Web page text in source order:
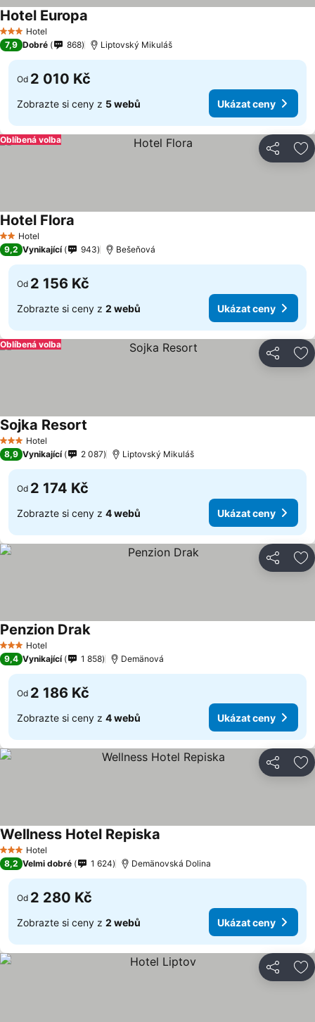
3 Počet hvězdiček
Hotel
Hotel Europa
7,9 Dobré 868 Liptovský Mikuláš
Od 2 010 Kč
Zobrazte si ceny z 5 webů Ukázat ceny
Sdílet
Oblíbená volba
2 Počet hvězdiček
Hotel
Hotel Flora
9,2 Vynikající 943 Bešeňová
Od 2 156 Kč
Zobrazte si ceny z 2 webů Ukázat ceny
Sdílet
Oblíbená volba
3 Počet hvězdiček
Hotel
Sojka Resort
8,9 Vynikající 2 087 Liptovský Mikuláš
Od 2 174 Kč
Zobrazte si ceny z 4 webů Ukázat ceny
Sdílet
3 Počet hvězdiček
Hotel
Penzion Drak
9,4 Vynikající 1 858 Demänová
Od 2 186 Kč
Zobrazte si ceny z 4 webů Ukázat ceny
Sdílet
3 Počet hvězdiček
Hotel
Wellness Hotel Repiska
8,2 Velmi dobré 1 624 Demänovská Dolina
Od 2 280 Kč
Zobrazte si ceny z 2 webů Ukázat ceny
Sdílet